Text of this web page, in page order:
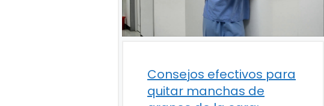
Consejos efectivos para
quitar manchas de